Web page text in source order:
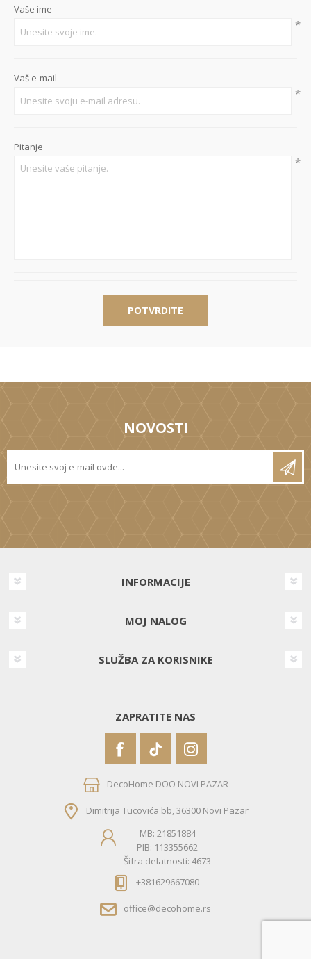
Vaše ime
*
Vaš e-mail
*
Pitanje
*
POTVRDITE
NOVOSTI
INFORMACIJE
MOJ NALOG
SLUŽBA ZA KORISNIKE
ZAPRATITE NAS
DecoHome DOO NOVI PAZAR
Dimitrija Tucovića bb, 36300 Novi Pazar
MB: 21851884
PIB: 113355662
Šifra delatnosti: 4673
+381629667080
office@decohome.rs